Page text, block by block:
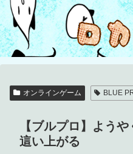
オンラインゲーム BLUE
【ブルプロ】よう
這い上がる